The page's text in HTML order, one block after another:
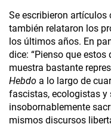
Se escribieron
también relataron los
los últimos años. En
dice: “Pienso que
muestra bastante
Hebdo a lo largo de
fascistas, ecologistas y
insobornablemente
mismos discursos